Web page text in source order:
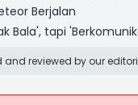
Berjalan
Bala', tapi
reviewed by our